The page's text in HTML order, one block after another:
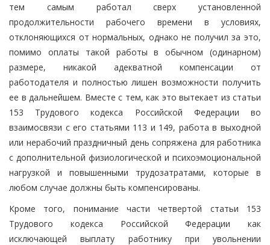
тем самым работал сверх установленной
продолжительности рабочего времени в условиях,
отклоняющихся от нормальных, однако не получил за это,
помимо оплаты такой работы в обычном (одинарном)
размере, никакой адекватной компенсации от
работодателя и полностью лишен возможности получить
ее в дальнейшем. Вместе с тем, как это вытекает из статьи
153 Трудового кодекса Российской Федерации во
взаимосвязи с его статьями 113 и 149, работа в выходной
или нерабочий праздничный день сопряжена для работника
с дополнительной физиологической и психоэмоциональной
нагрузкой и повышенными трудозатратами, которые в
любом случае должны быть компенсированы.
Кроме того, понимание части четвертой статьи 153
Трудового кодекса Российской Федерации как
исключающей выплату работнику при увольнении